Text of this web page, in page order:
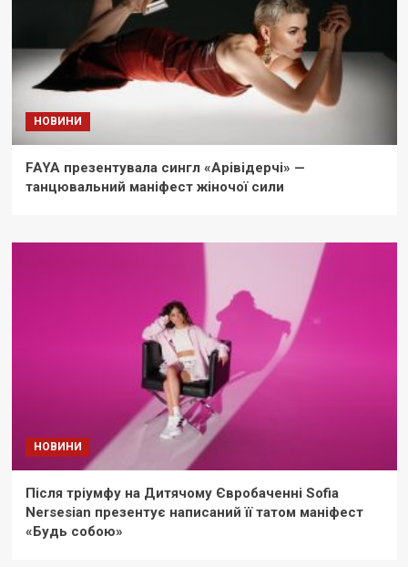
НОВИНИ
FAYA презентувала сингл «Арівідерчі» —
танцювальний маніфест жіночої сили
НОВИНИ
Після тріумфу на Дитячому Євробаченні Sofia
Nersesian презентує написаний її татом маніфест
«Будь собою»